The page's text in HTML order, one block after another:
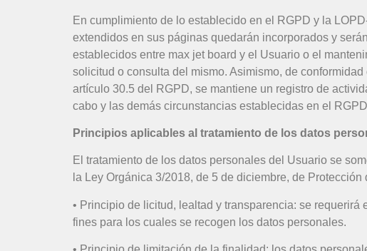
En cumplimiento de lo establecido en el RGPD y la
extendidos en sus páginas quedarán incorporados y
establecidos entre max jet board y el Usuario o el
solicitud o consulta del mismo. Asimismo, de
artículo 30.5 del RGPD, se mantiene un registro de
cabo y las demás circunstancias establecidas en el
Principios aplicables al tratamiento de los datos
El tratamiento de los datos personales del Usuario se
la Ley Orgánica 3/2018, de 5 de diciembre, de
• Principio de licitud, lealtad y transparencia: se
fines para los cuales se recogen los datos personales.